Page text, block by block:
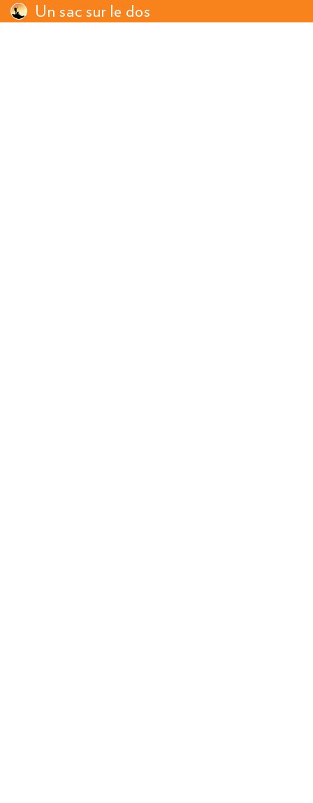
Un sac sur le dos